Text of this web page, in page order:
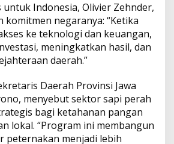
untuk Indonesia, Olivier Zehnder,
komitmen negaranya: “Ketika
ke teknologi dan keuangan,
meningkatkan hasil, dan
daerah.”
Daerah Provinsi Jawa
menyebut sektor sapi perah
bagi ketahanan pangan
lokal. “Program ini membangun
peternakan menjadi lebih